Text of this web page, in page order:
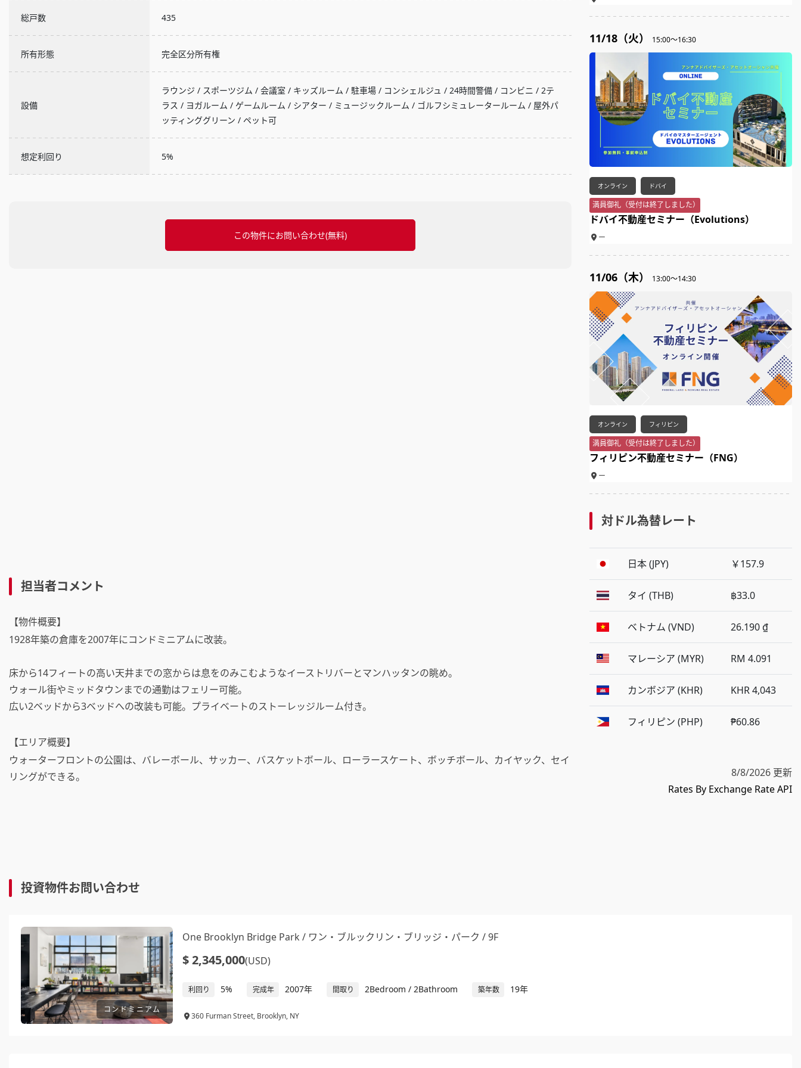
総戸数 435
所有形態 完全区分所有権
設備
ラウンジ / スポーツジム / 会議室 / キッズルーム / 駐車場 / コンシェルジュ / 24時間警備 / コンビニ / 2テ
ラス / ヨガルーム / ゲームルーム / シアター / ミュージックルーム / ゴルフシミュレータールーム / 屋外パ
ッティンググリーン / ペット可
想定利回り 5%
この物件にお問い合わせ(無料)
担当者コメント
【物件概要】
1928年築の倉庫を2007年にコンドミニアムに改装。
床から14フィートの高い天井までの窓からは息をのみこむようなイーストリバーとマンハッタンの眺め。
ウォール街やミッドタウンまでの通勤はフェリー可能。
広い2ベッドから3ベッドへの改装も可能。プライベートのストーレッジルーム付き。
【エリア概要】
ウォーターフロントの公園は、バレーボール、サッカー、バスケットボール、ローラースケート、ボッチボール、カイヤック、セイ
リングができる。
11/18（火） 15:00～16:30
オンライン ドバイ
満員御礼（受付は終了しました）
ドバイ不動産セミナー（Evolutions）
ー
11/06（木） 13:00～14:30
オンライン フィリピン
満員御礼（受付は終了しました）
フィリピン不動産セミナー（FNG）
ー
対ドル為替レート
日本 (JPY) ￥157.9
タイ (THB) ฿33.0
ベトナム (VND) 26.190 ₫
マレーシア (MYR) RM 4.091
カンボジア (KHR) KHR 4,043
フィリピン (PHP) ₱60.86
8/8/2026 更新
Rates By Exchange Rate API
投資物件お問い合わせ
コンドミニアム
One Brooklyn Bridge Park / ワン・ブルックリン・ブリッジ・パーク / 9F
$ 2,345,000(USD)
利回り 5% 完成年 2007年 間取り 2Bedroom / 2Bathroom 築年数 19年
360 Furman Street, Brooklyn, NY